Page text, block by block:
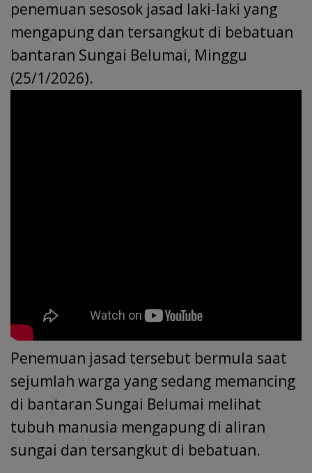
penemuan sesosok jasad laki-laki yang
mengapung dan tersangkut di bebatuan
bantaran Sungai Belumai, Minggu
(25/1/2026).
Penemuan jasad tersebut bermula saat
sejumlah warga yang sedang memancing
di bantaran Sungai Belumai melihat
tubuh manusia mengapung di aliran
sungai dan tersangkut di bebatuan.